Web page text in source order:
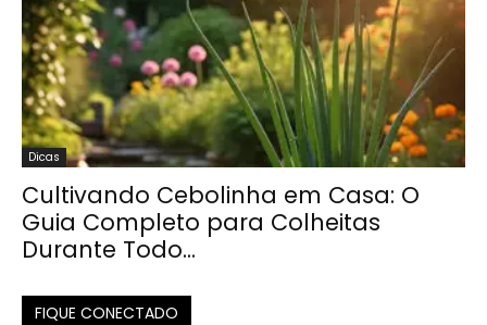
Dicas
Cultivando Cebolinha em Casa: O
Guia Completo para Colheitas
Durante Todo...
FIQUE CONECTADO